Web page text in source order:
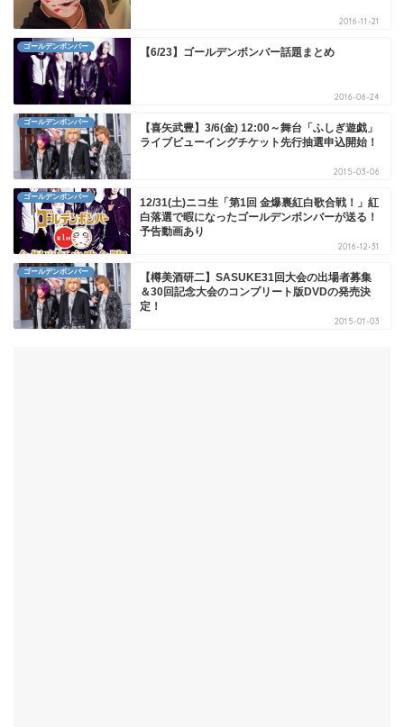
2016-11-21
ゴールデンボンバー 【6/23】ゴールデンボンバー話題まとめ
2016-06-24
ゴールデンボンバー
【喜矢武豊】3/6(金) 12:00～舞台「ふしぎ遊戯」
ライブビューイングチケット先行抽選申込開始！
2015-03-06
ゴールデンボンバー
12/31(土)ニコ生「第1回 金爆裏紅白歌合戦！」紅
白落選で暇になったゴールデンボンバーが送る！
予告動画あり
2016-12-31
ゴールデンボンバー
【樽美酒研二】SASUKE31回大会の出場者募集
＆30回記念大会のコンプリート版DVDの発売決
定！
2015-01-03